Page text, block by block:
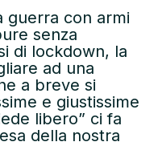
guerra con armi
senza
di lockdown, la
ad una
a breve si
e giustissime
libero” ci fa
della nostra